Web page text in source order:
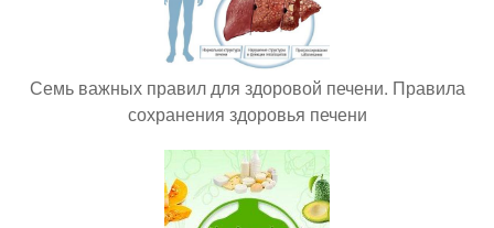
Семь важных правил для здоровой печени. Правила
сохранения здоровья печени